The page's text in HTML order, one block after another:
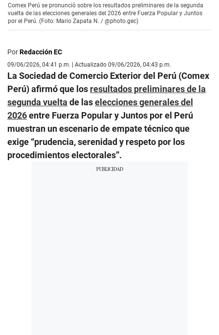
Comex Perú se pronunció sobre los resultados preliminares de la segunda
vuelta de las elecciones generales del 2026 entre Fuerza Popular y Juntos
por el Perú. (Foto: Mario Zapata N. / @photo.gec)
PorRedacción EC
09/06/2026, 04:41 p.m. | Actualizado 09/06/2026, 04:43 p.m.
La Sociedad de Comercio Exterior del Perú (Comex
Perú) afirmó que los resultados preliminares de la
segunda vuelta de laselecciones generales del
2026entre Fuerza Popular y Juntos por el Perú
muestran un escenario de empate técnico que
exige “prudencia, serenidad y respeto por los
procedimientos electorales”.